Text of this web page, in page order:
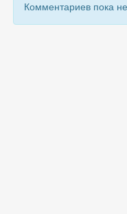
Комментариев пока